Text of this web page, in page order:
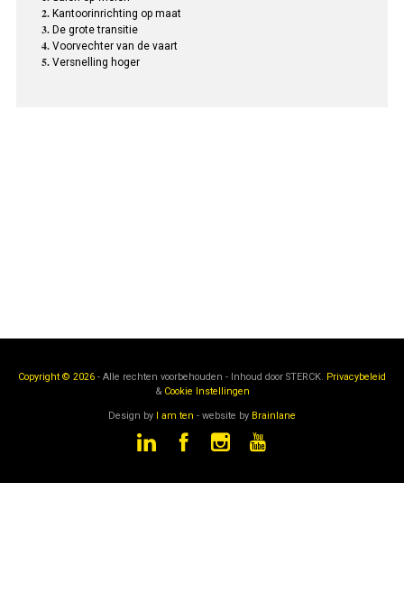
Kantoorinrichting op maat
De grote transitie
Voorvechter van de vaart
Versnelling hoger
Copyright © 2026 - Alle rechten voorbehouden - Inhoud door STERCK. Privacybeleid
& Cookie Instellingen
Design by I am ten - website by Brainlane